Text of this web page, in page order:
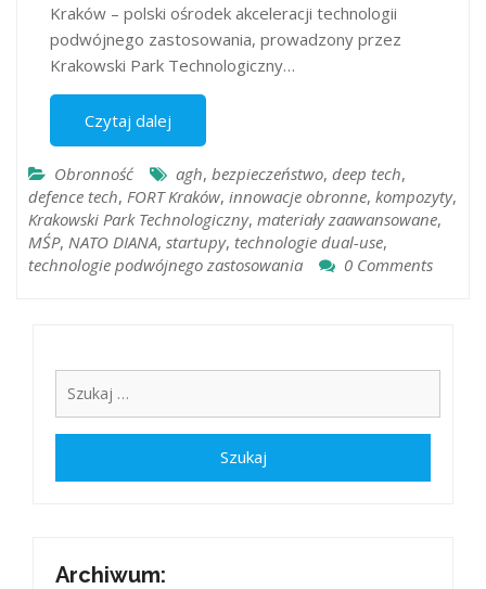
Kraków – polski ośrodek akceleracji technologii
podwójnego zastosowania, prowadzony przez
Krakowski Park Technologiczny…
Czytaj dalej
Obronność agh, bezpieczeństwo, deep tech,
defence tech, FORT Kraków, innowacje obronne, kompozyty,
Krakowski Park Technologiczny, materiały zaawansowane,
MŚP, NATO DIANA, startupy, technologie dual-use,
technologie podwójnego zastosowania
0 Comments
Archiwum: